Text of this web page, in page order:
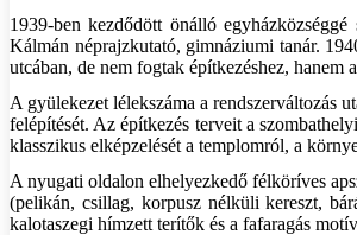
1939-ben kezdődött önálló
Kálmán néprajzkutató, gimnáziumi tanár.
utcában, de nem fogtak építkezéshez,
A gyülekezet lélekszáma a rendszerváltozás
felépítését. Az építkezés terveit a
klasszikus elképzelését a templomról, a
A nyugati oldalon elhelyezkedő félköríves
(pelikán, csillag, korpusz nélküli kereszt,
kalotaszegi hímzett terítők és a fafaragás